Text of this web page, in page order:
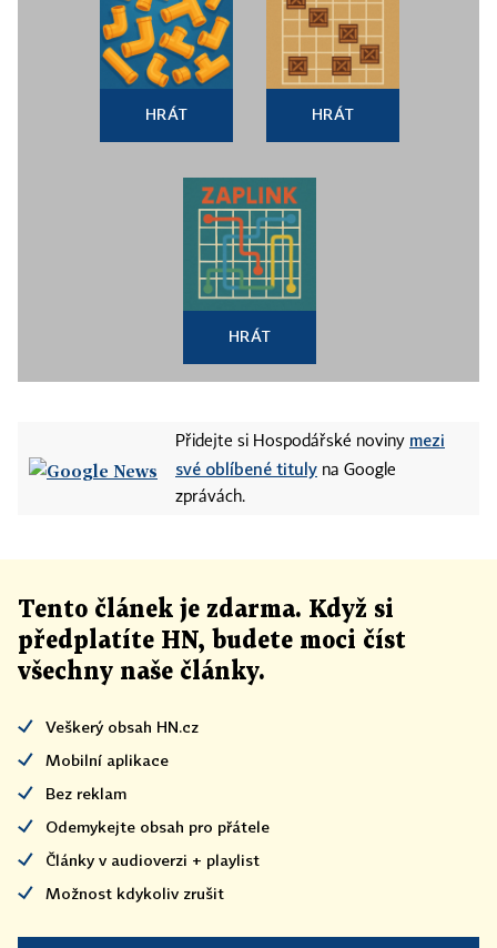
HRÁT HRÁT
HRÁT
Přidejte si Hospodářské noviny mezi
své oblíbené tituly na Google
zprávách.
Tento článek je zdarma. Když si
předplatíte HN, budete moci číst
všechny naše články.
Veškerý obsah HN.cz
Mobilní aplikace
Bez reklam
Odemykejte obsah pro přátele
Články v audioverzi + playlist
Možnost kdykoliv zrušit